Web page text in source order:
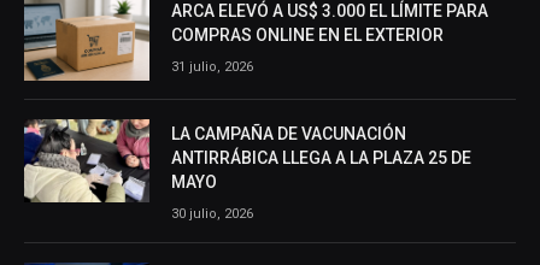
ARCA ELEVÓ A US$ 3.000 EL LÍMITE PARA
COMPRAS ONLINE EN EL EXTERIOR
31 julio, 2026
LA CAMPAÑA DE VACUNACIÓN
ANTIRRÁBICA LLEGA A LA PLAZA 25 DE
MAYO
30 julio, 2026